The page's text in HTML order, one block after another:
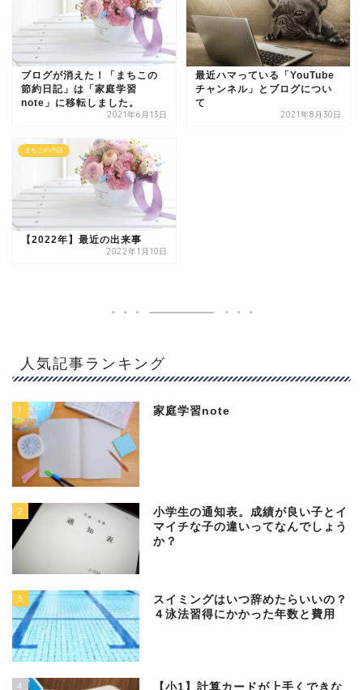
ブログが消えた！「まちこの
節約日記」は「家庭学習
note」に移転しました。
2021年6月13日
最近ハマっている「YouTube
チャンネル」とブログについ
て
2021年8月30日
まちこの小話
【2022年】最近の出来事
2022年1月10日
人気記事ランキング
1 家庭学習note
2
小学生の通知表。成績が良い子とイ
マイチな子の違いってなんでしょう
か？
3
スイミングはいつ辞めたらいいの？
４泳法習得にかかった年数と費用
4 【小1】計算カードが上手くできな